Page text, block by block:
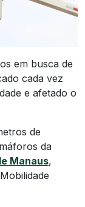
em busca de
cada vez
e afetado o
de
da
Manaus,